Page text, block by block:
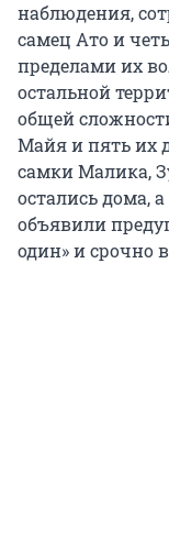
наблюдения,
самец Ато и
пределами их
остальной
общей
Майя и пять их
самки Малика,
остались дома,
объявили
один» и срочно